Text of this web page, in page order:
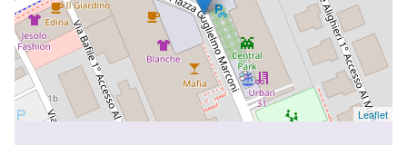
Leaflet